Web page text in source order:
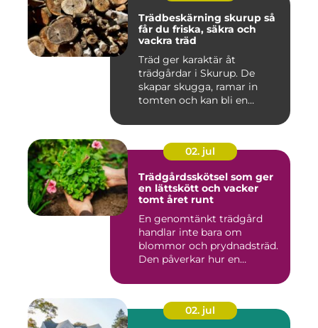
Trädbeskärning skurup så
får du friska, säkra och
vackra träd
Träd ger karaktär åt
trädgårdar i Skurup. De
skapar skugga, ramar in
tomten och kan bli en
02. jul
Trädgårdsskötsel som ger
en lättskött och vacker
tomt året runt
En genomtänkt trädgård
handlar inte bara om
blommor och prydnadsträd.
Den påverkar hur en
02. jul